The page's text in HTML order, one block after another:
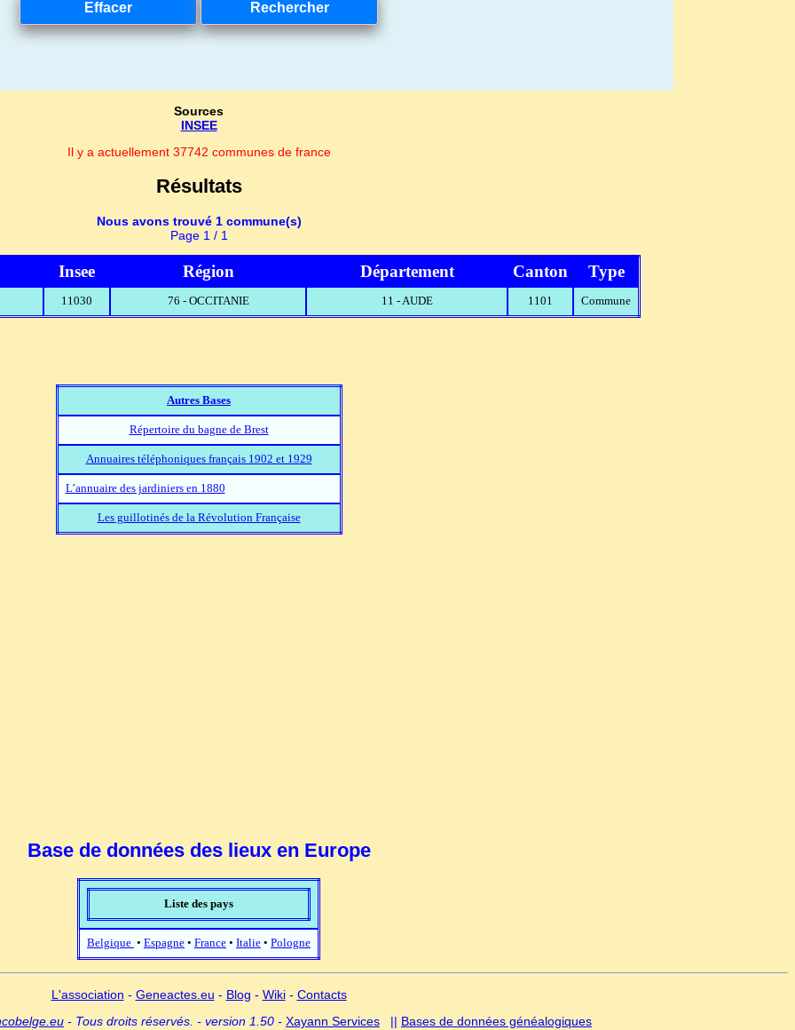
Sources
INSEE
Il y a actuellement 37742 communes de france
Résultats
Nous avons trouvé 1 commune(s)
Page 1 / 1
Insee Région Département Canton Type
11030 76 - OCCITANIE 11 - AUDE 1101 Commune
Autres Bases
Répertoire du bagne de Brest
Annuaires téléphoniques français 1902 et 1929
L’annuaire des jardiniers en 1880
Les guillotinés de la Révolution Française
Base de données des lieux en Europe
Liste des pays
Belgique • Espagne • France • Italie • Pologne
L'association - Geneactes.eu - Blog - Wiki- Contacts
- Tous droits réservés. - version 1.50 - Xayann Services || Bases de données généalogiques